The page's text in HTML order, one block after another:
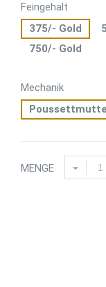
Feingehalt
375/- Gold
750/- Gold
Mechanik
MENGE